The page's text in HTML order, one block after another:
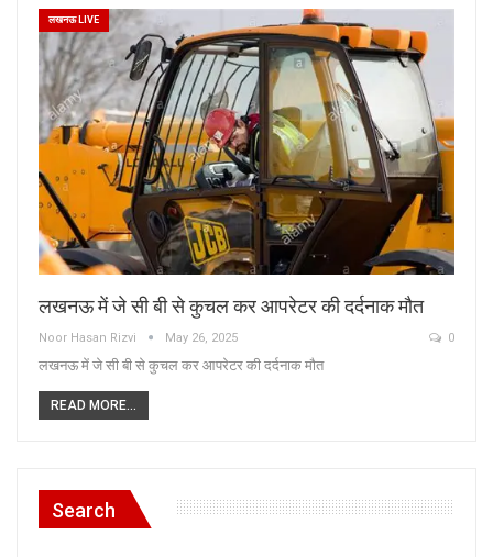
लखनऊ LIVE
लखनऊ में जे सी बी से कुचल कर आपरेटर की दर्दनाक मौत
Noor Hasan Rizvi May 26, 2025 0
लखनऊ में जे सी बी से कुचल कर आपरेटर की दर्दनाक मौत
READ MORE...
Search